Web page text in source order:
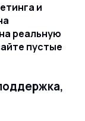
и
реальную
пустые